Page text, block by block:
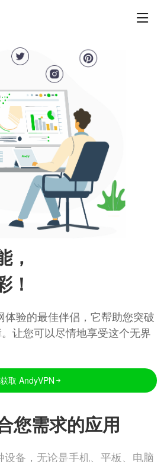
，
！
体验的最佳伴侣，它帮助您突破
让您可以尽情地享受这个无界
获取 AndyVPN
您需求的应用
备，无论是手机、平板、电脑